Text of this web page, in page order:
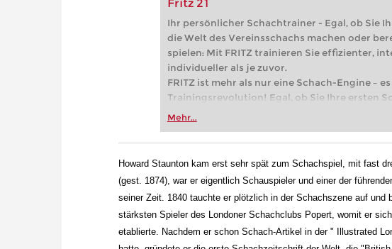
Fritz 21
Ihr persönlicher Schachtrainer - Egal, ob Sie
die Welt des Vereinsschachs machen oder
spielen: Mit FRITZ trainieren Sie effizienter,
individueller als je zuvor.
FRITZ ist mehr als nur eine Schach-Engine –
Trainingsrevolution! Egal, ob Sie Ihre ersten
Vereinsschachs machen oder bereits auf
zuvor.
Mehr...
Howard Staunton kam erst sehr spät zum Schachspiel, mit fast
(gest. 1874), war er eigentlich Schauspieler und einer der
seiner Zeit. 1840 tauchte er plötzlich in der Schachszene auf und
stärksten Spieler des Londoner Schachclubs Popert, womit er
etablierte. Nachdem er schon Schach-Artikel in der " Illustrated